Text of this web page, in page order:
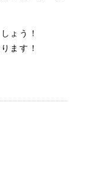
ょう！
ます！